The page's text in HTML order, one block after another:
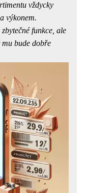
vždycky
výkonem.
funkce, ale
bude dobře